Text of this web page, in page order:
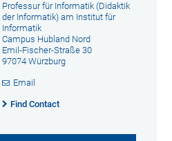
Professur für Informatik (Didaktik
der Informatik) am Institut für
Informatik
Campus Hubland Nord
Emil-Fischer-Straße 30
97074 Würzburg
Email
Find Contact